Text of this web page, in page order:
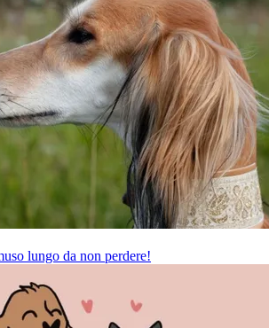
lungo da non perdere!